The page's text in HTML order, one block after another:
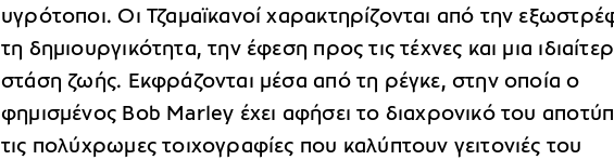
υγρότοποι. Οι Τζαμαϊκανοί χαρακτηρίζονται από την
τη δημιουργικότητα, την έφεση προς τις τέχνες και μια
στάση ζωής. Εκφράζονται μέσα από τη ρέγκε, στην οποία ο
φημισμένος Bob Marley έχει αφήσει το διαχρονικό του
τις πολύχρωμες τοιχογραφίες που καλύπτουν γειτονιές του